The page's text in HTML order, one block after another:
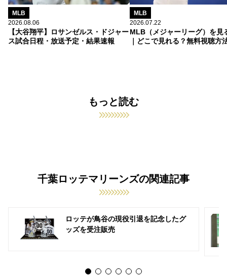
MLB
2026.08.06
【大谷翔平】ロサンゼルス・ドジャー
ス試合日程・放送予定・結果速報
MLB
2026.07.22
MLB（メジャーリーグ）を見
｜どこで見れる？無料視聴方
もっと読む
千葉ロッテマリーンズの関連記事
ロッテが鳥谷の現役引退を記念したグ
ッズを受注販売